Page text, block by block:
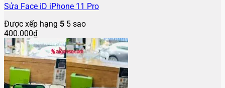
Sửa Face iD iPhone 11 Pro
Được xếp hạng 5 5 sao
400.000₫